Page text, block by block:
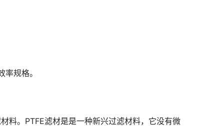
规格。
料。PTFE滤材是是一种新兴过滤材料，它没有微